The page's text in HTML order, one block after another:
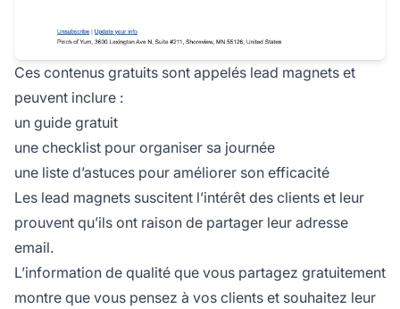
Ces contenus gratuits sont appelés lead magnets et
peuvent inclure :
un guide gratuit
une checklist pour organiser sa journée
une liste d’astuces pour améliorer son efficacité
Les lead magnets suscitent l’intérêt des clients et leur
prouvent qu’ils ont raison de partager leur adresse
email.
L’information de qualité que vous partagez gratuitement
montre que vous pensez à vos clients et souhaitez leur